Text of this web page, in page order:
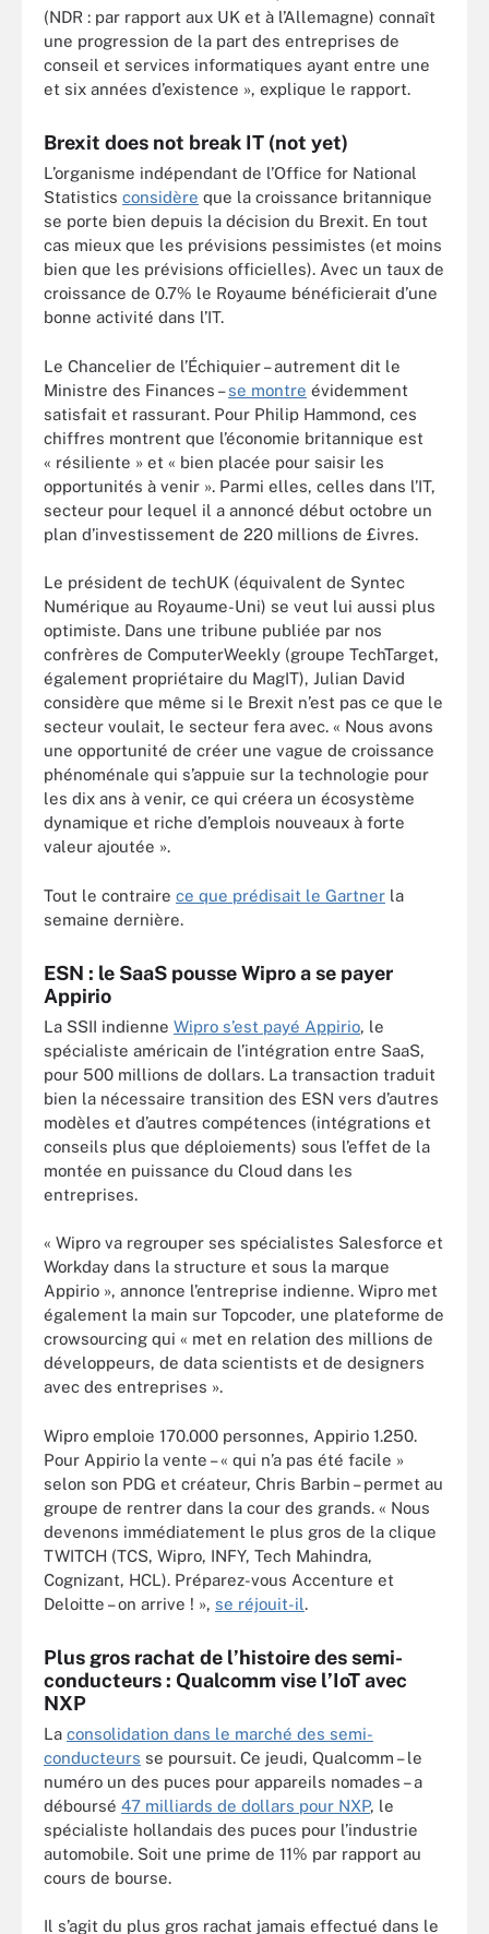
(NDR : par rapport aux UK et à l’Allemagne) connaît
une progression de la part des entreprises de
conseil et services informatiques ayant entre une
et six années d’existence », explique le rapport.
Brexit does not break IT (not yet)
L’organisme indépendant de l’Office for National
Statistics considère que la croissance britannique
se porte bien depuis la décision du Brexit. En tout
cas mieux que les prévisions pessimistes (et moins
bien que les prévisions officielles). Avec un taux de
croissance de 0.7% le Royaume bénéficierait d’une
bonne activité dans l’IT.
Le Chancelier de l’Échiquier – autrement dit le
Ministre des Finances –se montre évidemment
satisfait et rassurant. Pour Philip Hammond, ces
chiffres montrent que l’économie britannique est
« résiliente » et « bien placée pour saisir les
opportunités à venir ». Parmi elles, celles dans l’IT,
secteur pour lequel il a annoncé début octobre un
plan d’investissement de 220 millions de £ivres.
Le président de techUK (équivalent de Syntec
Numérique au Royaume-Uni) se veut lui aussi plus
optimiste. Dans une tribune publiée par nos
confrères de ComputerWeekly (groupe TechTarget,
également propriétaire du MagIT), Julian David
considère que même si le Brexit n’est pas ce que le
secteur voulait, le secteur fera avec. « Nous avons
une opportunité de créer une vague de croissance
phénoménale qui s’appuie sur la technologie pour
les dix ans à venir, ce qui créera un écosystème
dynamique et riche d’emplois nouveaux à forte
valeur ajoutée ».
Tout le contraire ce que prédisait le Gartner la
semaine dernière.
ESN : le SaaS pousse Wipro a se payer
Appirio
La SSII indienne Wipro s’est payé Appirio, le
spécialiste américain de l’intégration entre SaaS,
pour 500 millions de dollars. La transaction traduit
bien la nécessaire transition des ESN vers d’autres
modèles et d’autres compétences (intégrations et
conseils plus que déploiements) sous l’effet de la
montée en puissance du Cloud dans les
entreprises.
« Wipro va regrouper ses spécialistes Salesforce et
Workday dans la structure et sous la marque
Appirio », annonce l’entreprise indienne. Wipro met
également la main sur Topcoder, une plateforme de
crowsourcing qui « met en relation des millions de
développeurs, de data scientists et de designers
avec des entreprises ».
Wipro emploie 170.000 personnes, Appirio 1.250.
Pour Appirio la vente – « qui n’a pas été facile »
selon son PDG et créateur, Chris Barbin – permet au
groupe de rentrer dans la cour des grands. « Nous
devenons immédiatement le plus gros de la clique
TWITCH (TCS, Wipro, INFY, Tech Mahindra,
Cognizant, HCL). Préparez-vous Accenture et
Deloitte – on arrive ! », se réjouit-il.
Plus gros rachat de l’histoire des semi-
conducteurs : Qualcomm vise l’IoT avec
NXP
La consolidation dans le marché des semi-
conducteurs se poursuit. Ce jeudi, Qualcomm – le
numéro un des puces pour appareils nomades – a
déboursé 47 milliards de dollars pour NXP, le
spécialiste hollandais des puces pour l’industrie
automobile. Soit une prime de 11% par rapport au
cours de bourse.
Il s’agit du plus gros rachat jamais effectué dans le